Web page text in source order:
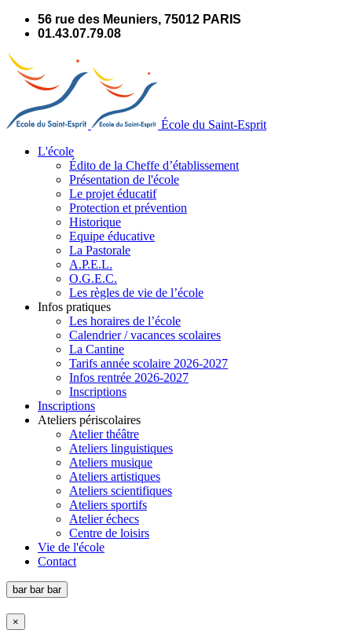
56 rue des Meuniers, 75012 PARIS
01.43.07.79.08
École du Saint-Esprit
L'école
Édito de la Cheffe d’établissement
Présentation de l'école
Le projet éducatif
Protection et prévention
Historique
Equipe éducative
La Pastorale
A.P.E.L.
O.G.E.C.
Les règles de vie de l’école
Infos pratiques
Les horaires de l’école
Calendrier / vacances scolaires
La Cantine
Tarifs année scolaire 2026-2027
Infos rentrée 2026-2027
Inscriptions
Inscriptions
Ateliers périscolaires
Atelier théâtre
Ateliers linguistiques
Ateliers musique
Ateliers artistiques
Ateliers scientifiques
Ateliers sportifs
Atelier échecs
Centre de loisirs
Vie de l'école
Contact
bar bar bar
×